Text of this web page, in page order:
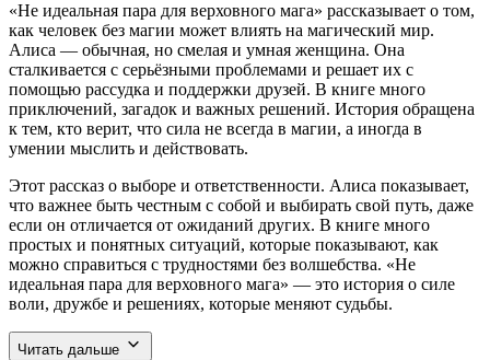
«Не идеальная пара для верховного мага» рассказывает о том,
как человек без магии может влиять на магический мир.
Алиса — обычная, но смелая и умная женщина. Она
сталкивается с серьёзными проблемами и решает их с
помощью рассудка и поддержки друзей. В книге много
приключений, загадок и важных решений. История обращена
к тем, кто верит, что сила не всегда в магии, а иногда в
умении мыслить и действовать.
Этот рассказ о выборе и ответственности. Алиса показывает,
что важнее быть честным с собой и выбирать свой путь, даже
если он отличается от ожиданий других. В книге много
простых и понятных ситуаций, которые показывают, как
можно справиться с трудностями без волшебства. «Не
идеальная пара для верховного мага» — это история о силе
воли, дружбе и решениях, которые меняют судьбы.
Читать дальше